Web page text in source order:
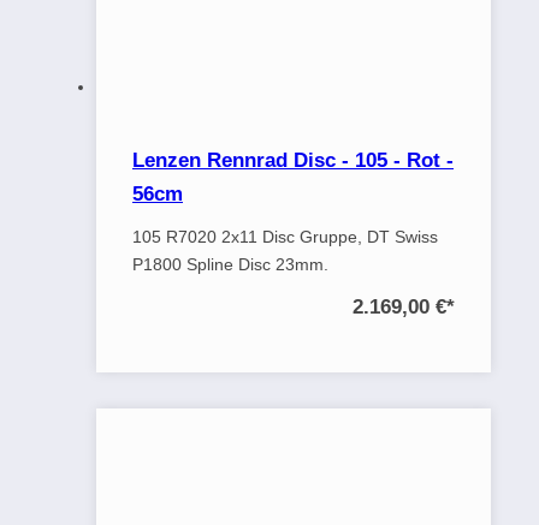
Lenzen Rennrad Disc - 105 - Rot -
56cm
105 R7020 2x11 Disc Gruppe, DT Swiss
P1800 Spline Disc 23mm.
2.169,00 €*